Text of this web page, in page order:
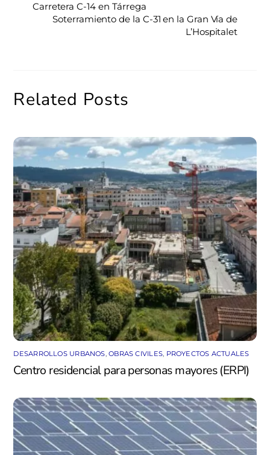
Carretera C-14 en Tárrega
Soterramiento de la C-31 en la Gran Vía de
L’Hospitalet
Related Posts
DESARROLLOS URBANOS ,OBRAS CIVILES PROYECTOS ACTUALES
Centro residencial para personas mayores (ERPI)